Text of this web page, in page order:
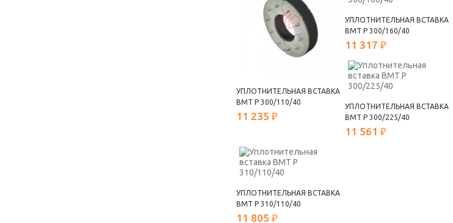
УПЛОТНИТЕЛЬНАЯ ВСТАВКА
ВМТ Р 300/110/40
11 235 ₽
УПЛОТНИТЕЛЬНАЯ ВСТАВКА
ВМТ Р 300/160/40
11 317 ₽
УПЛОТНИТЕЛЬНАЯ ВСТАВКА
ВМТ Р 300/225/40
11 561 ₽
УПЛОТНИТЕЛЬНАЯ ВСТАВКА
ВМТ Р 310/110/40
11 805 ₽